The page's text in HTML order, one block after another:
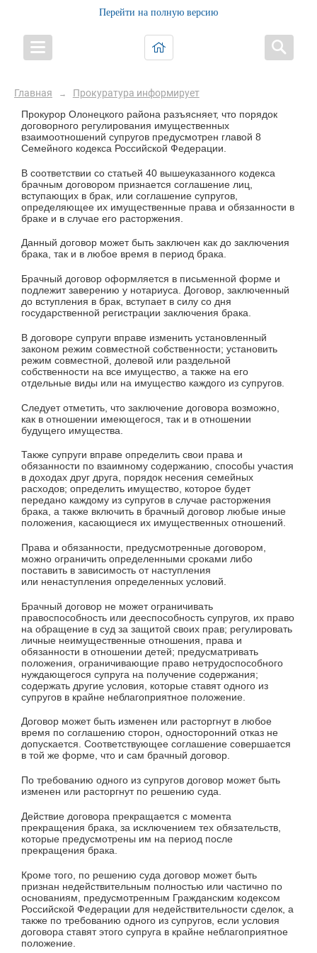
Перейти на полную версию
Главная → Прокуратура информирует
Прокурор Олонецкого района разъясняет, что порядок
договорного регулирования имущественных
взаимоотношений супругов предусмотрен главой 8
Семейного кодекса Российской Федерации.
В соответствии со статьей 40 вышеуказанного кодекса
брачным договором признается соглашение лиц,
вступающих в брак, или соглашение супругов,
определяющее их имущественные права и обязанности в
браке и в случае его расторжения.
Данный договор может быть заключен как до заключения
брака, так и в любое время в период брака.
Брачный договор оформляется в письменной форме и
подлежит заверению у нотариуса. Договор, заключенный
до вступления в брак, вступает в силу со дня
государственной регистрации заключения брака.
В договоре супруги вправе изменить установленный
законом режим совместной собственности; установить
режим совместной, долевой или раздельной
собственности на все имущество, а также на его
отдельные виды или на имущество каждого из супругов.
Следует отметить, что заключение договора возможно,
как в отношении имеющегося, так и в отношении
будущего имущества.
Также супруги вправе определить свои права и
обязанности по взаимному содержанию, способы участия
в доходах друг друга, порядок несения семейных
расходов; определить имущество, которое будет
передано каждому из супругов в случае расторжения
брака, а также включить в брачный договор любые иные
положения, касающиеся их имущественных отношений.
Права и обязанности, предусмотренные договором,
можно ограничить определенными сроками либо
поставить в зависимость от наступления
или ненаступления определенных условий.
Брачный договор не может ограничивать
правоспособность или дееспособность супругов, их право
на обращение в суд за защитой своих прав; регулировать
личные неимущественные отношения, права и
обязанности в отношении детей; предусматривать
положения, ограничивающие право нетрудоспособного
нуждающегося супруга на получение содержания;
содержать другие условия, которые ставят одного из
супругов в крайне неблагоприятное положение.
Договор может быть изменен или расторгнут в любое
время по соглашению сторон, односторонний отказ не
допускается. Соответствующее соглашение совершается
в той же форме, что и сам брачный договор.
По требованию одного из супругов договор может быть
изменен или расторгнут по решению суда.
Действие договора прекращается с момента
прекращения брака, за исключением тех обязательств,
которые предусмотрены им на период после
прекращения брака.
Кроме того, по решению суда договор может быть
признан недействительным полностью или частично по
основаниям, предусмотренным Гражданским кодексом
Российской Федерации для недействительности сделок, а
также по требованию одного из супругов, если условия
договора ставят этого супруга в крайне неблагоприятное
положение.